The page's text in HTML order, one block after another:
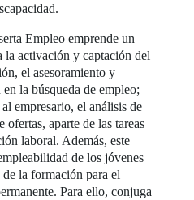
Empleo emprende un
la activación y captación del
el asesoramiento y
la búsqueda de empleo;
empresario, el análisis de
aparte de las tareas
laboral. Además, este
de los jóvenes
la formación para el
Para ello, conjuga